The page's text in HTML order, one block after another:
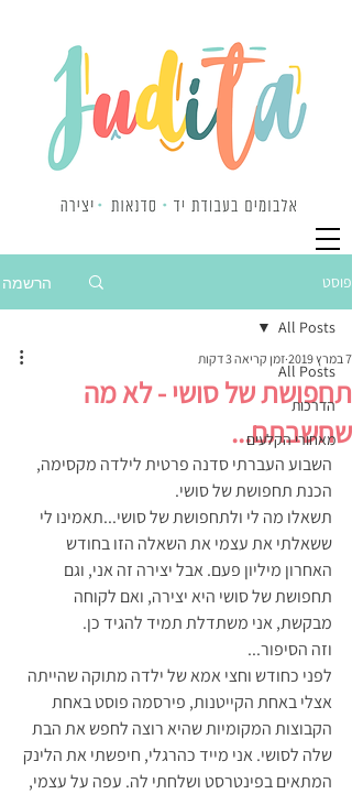
פוסט הרשמה
All Posts
הדרכות
מאחורי הקלעים
All Posts
תחפושת של סושי - לא מה
שחשבתם...
7 במרץ 2019 זמן קריאה 3 דקות
השבוע העברתי סדנה פרטית לילדה מקסימה,
הכנת תחפושת של סושי.
תשאלו מה לי ולתחפושת של סושי...תאמינו לי
ששאלתי את עצמי את השאלה הזו בחודש
האחרון מיליון פעם. אבל יצירה זה אני, וגם
תחפושת של סושי היא יצירה, ואם לקוחה
מבקשת, אני משתדלת תמיד להגיד כן.
וזה הסיפור...
לפני כחודש וחצי אמא של ילדה מתוקה שהייתה
אצלי באחת הקייטנות, פירסמה פוסט באחת
הקבוצות המקומיות שהיא רוצה לחפש את הבת
שלה לסושי. אני מייד כהרגלי, חיפשתי את הלינק
המתאים בפינטרסט ושלחתי לה. עפה על עצמי,